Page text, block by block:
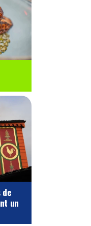
de
un